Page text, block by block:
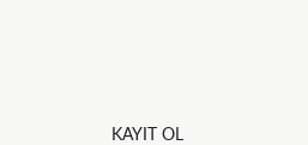
KAYIT OL